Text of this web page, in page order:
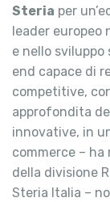
Steria per
leader
e nello
end capace di
competitive,
approfondita
innovative, in
commerce –
della divisione
Steria Italia –